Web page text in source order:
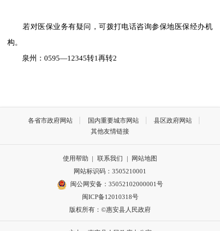
若对医保业务有疑问，可拨打电话咨询参保地医保经办机
构。
泉州：0595—12345转1再转2
各省市政府网站 国内重要城市网站
县区政府网站
其他友情链接
使用帮助 | 联系我们 |
网站地图
网站标识码：3505210001
闽公网安备：35052102000001号
闽ICP备12010318号
版权所有：©惠安县人民政府